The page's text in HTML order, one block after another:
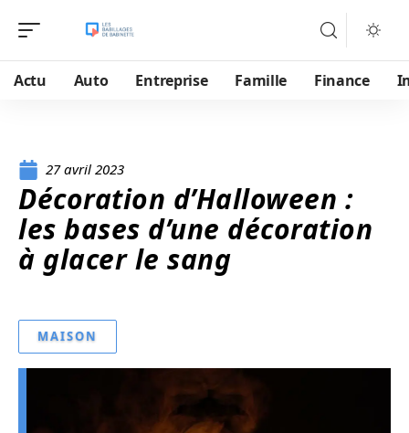
Actu Auto Entreprise Famille Finance
27 avril 2023
Décoration d’Halloween :
les bases d’une décoration
à glacer le sang
MAISON